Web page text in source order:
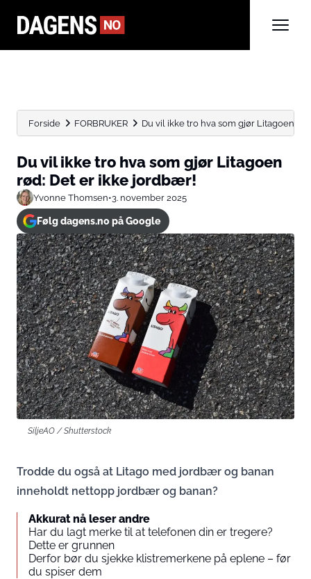
Forside FORBRUKER Du vil ikke tro hva som gjør Litagoen rød:
Du vil ikke tro hva som gjør Litagoen
rød: Det er ikke jordbær!
Yvonne Thomsen•3. november 2025
Følg dagens.no på Google
SiljeAO / Shutterstock
Trodde du også at Litago med jordbær og banan
inneholdt nettopp jordbær og banan?
Akkurat nå leser andre
Har du lagt merke til at telefonen din er tregere?
Dette er grunnen
Derfor bør du sjekke klistremerkene på eplene – før
du spiser dem